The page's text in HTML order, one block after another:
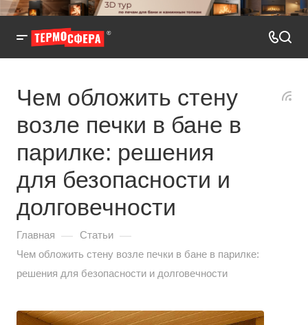
Чем обложить стену
возле печки в бане в
парилке: решения
для безопасности и
долговечности
Главная — Статьи —
Чем обложить стену возле печки в бане в парилке:
решения для безопасности и долговечности